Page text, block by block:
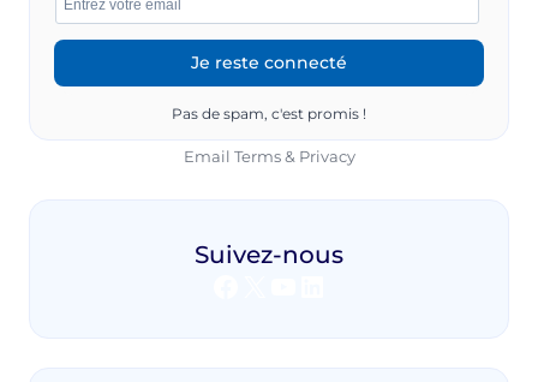
Pas de spam, c'est promis !
Email Terms& Privacy
Suivez-nous